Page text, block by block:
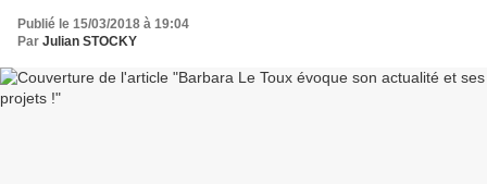
Publié le 15/03/2018 à 19:04
Par Julian STOCKY